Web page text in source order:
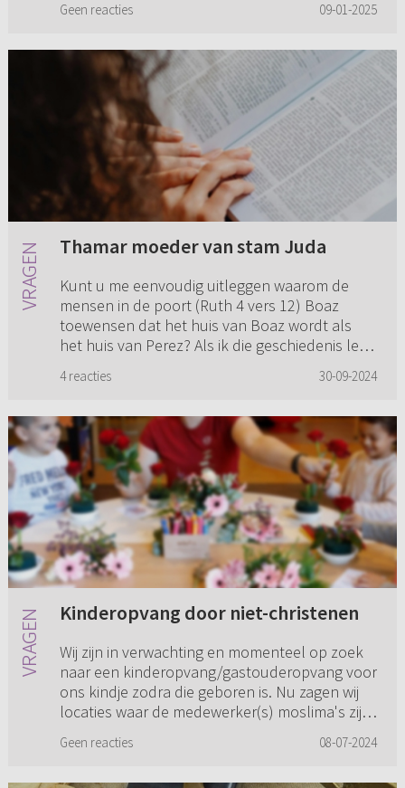
roeping heb? In ...
Geen reacties 09-01-2025
Thamar moeder van stam Juda
Kunt u me eenvoudig uitleggen waarom de
mensen in de poort (Ruth 4 vers 12) Boaz
toewensen dat het huis van Boaz wordt als
het huis van Perez? Als ik die geschiedenis lees
4 reacties 30-09-2024
Kinderopvang door niet-christenen
Wij zijn in verwachting en momenteel op zoek
naar een kinderopvang/gastouderopvang voor
ons kindje zodra die geboren is. Nu zagen wij
locaties waar de medewerker(s) moslima's zijn.
Geen reacties 08-07-2024